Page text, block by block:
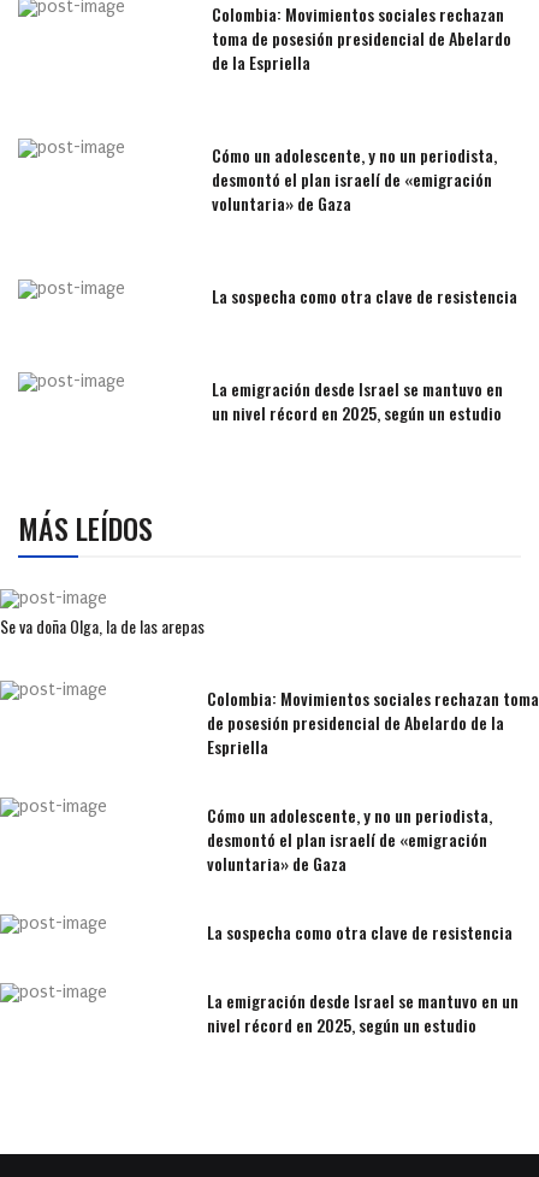
Colombia: Movimientos sociales rechazan
toma de posesión presidencial de Abelardo
de la Espriella
Cómo un adolescente, y no un periodista,
desmontó el plan israelí de «emigración
voluntaria» de Gaza
La sospecha como otra clave de resistencia
La emigración desde Israel se mantuvo en
un nivel récord en 2025, según un estudio
MÁS LEÍDOS
Se va doña Olga, la de las arepas
Colombia: Movimientos sociales rechazan toma
de posesión presidencial de Abelardo de la
Espriella
Cómo un adolescente, y no un periodista,
desmontó el plan israelí de «emigración
voluntaria» de Gaza
La sospecha como otra clave de resistencia
La emigración desde Israel se mantuvo en un
nivel récord en 2025, según un estudio